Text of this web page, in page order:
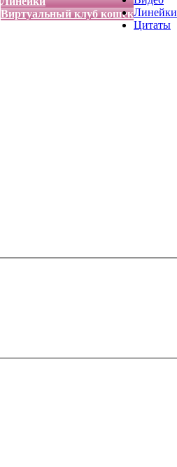
Виртуальный клуб кошекЛинейки
Цитаты